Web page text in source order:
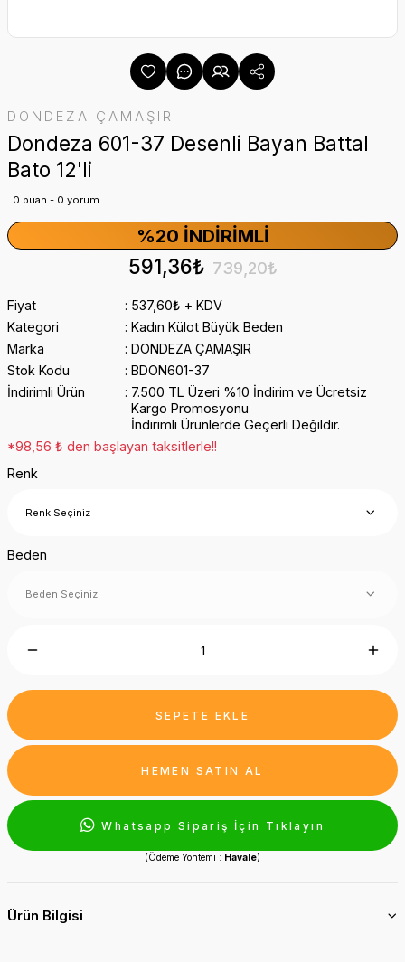
DONDEZA ÇAMAŞIR
Dondeza 601-37 Desenli Bayan Battal
Bato 12'li
0 puan - 0 yorum
%20 İNDIRIMLI
591,36₺ 739,20₺
Fiyat
537,60₺ + KDV
Kategori
Kadın Külot Büyük Beden
Marka
DONDEZA ÇAMAŞIR
Stok Kodu
BDON601-37
İndirimli Ürün
7.500 TL Üzeri %10 İndirim ve Ücretsiz
Kargo Promosyonu
İndirimli Ürünlerde Geçerli Değildir.
*98,56 ₺ den başlayan taksitlerle!!
Renk
Beden
SEPETE EKLE
HEMEN SATIN AL
Whatsapp Sipariş İçin Tıklayın
(Ödeme Yöntemi : Havale)
Ürün Bilgisi